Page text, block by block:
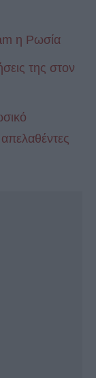
η Ρωσία
της στον